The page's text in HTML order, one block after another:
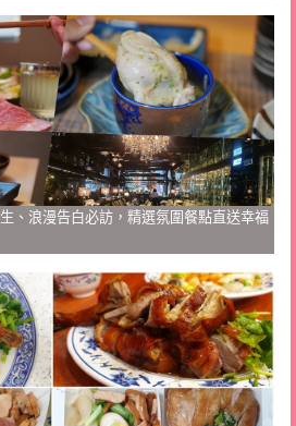
、浪漫告白必訪，精選氛圍餐點直送幸福